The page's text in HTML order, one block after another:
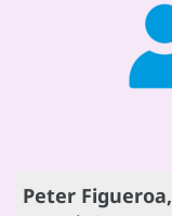
Peter Figueroa,